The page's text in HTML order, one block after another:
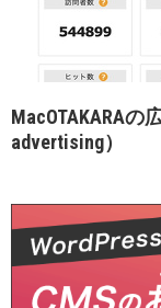
MacOTAKARAの
advertising）